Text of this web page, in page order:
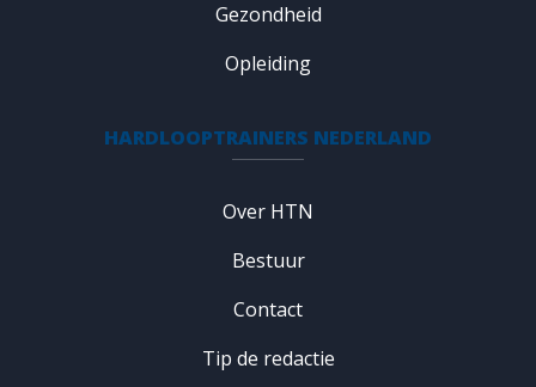
Gezondheid
Opleiding
HARDLOOPTRAINERS NEDERLAND
Over HTN
Bestuur
Contact
Tip de redactie